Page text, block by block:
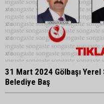
31 Mart 2024 Gölbaşı
Belediye Baş